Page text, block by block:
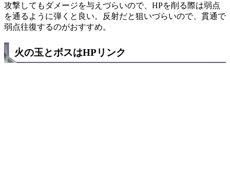
攻撃してもダメージを与えづらいので、HPを削る際は弱点
を通るように弾くと良い。反射だと狙いづらいので、貫通で
弱点往復するのがおすすめ。
火の玉とボスはHPリンク